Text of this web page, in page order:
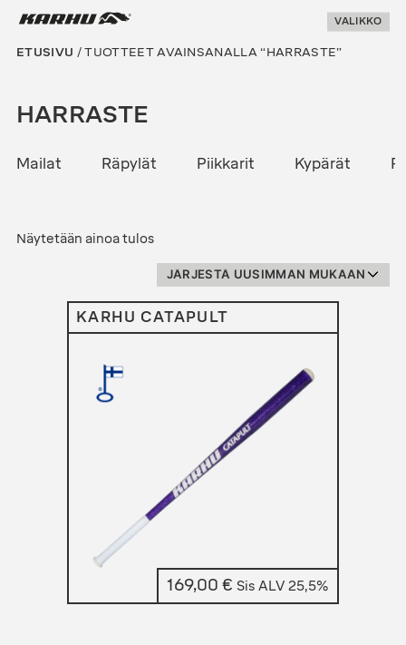
Suoraan
Karhu Pesis VALIKKO
ETUSIVU / TUOTTEET AVAINSANALLA “HARRASTE”
HARRASTE
Mailat Räpylät Piikkarit Kypärät
Näytetään ainoa tulos
KARHU CATAPULT
169,00 € Sis ALV 25,5%